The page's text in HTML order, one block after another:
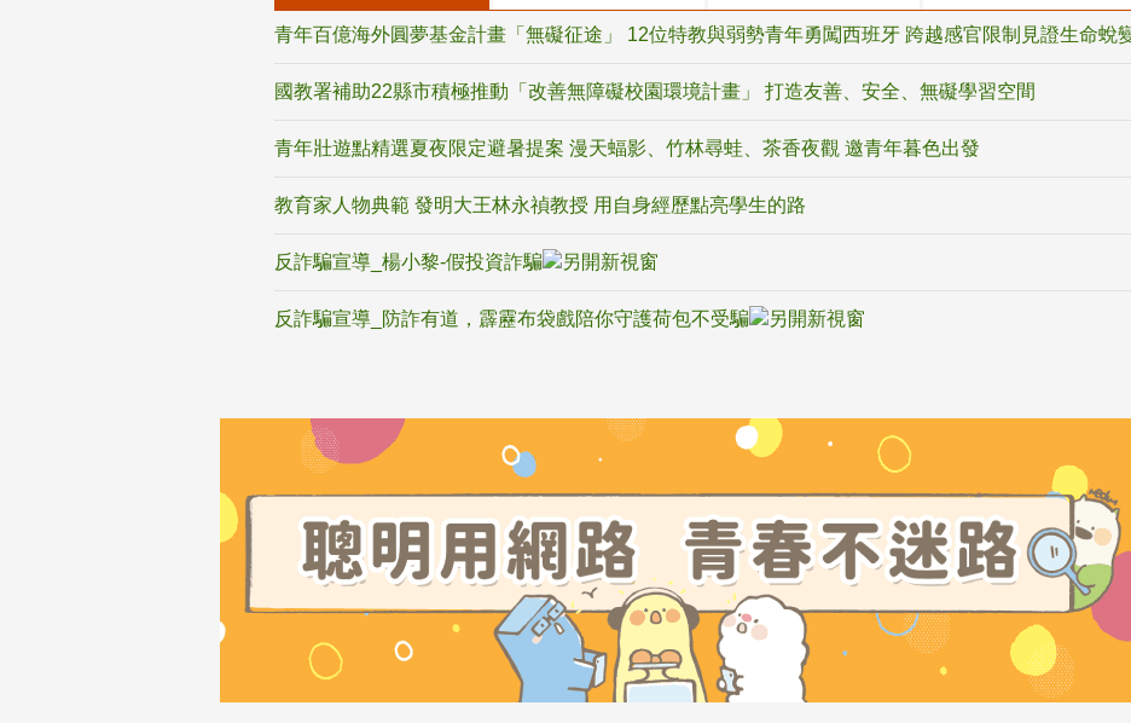
青年百億海外圓夢基金計畫「無礙征途」 12位特教與弱勢青年勇闖西班牙 跨越感官限制見證生命蛻
國教署補助22縣市積極推動「改善無障礙校園環境計畫」 打造友善、安全、無礙學習空間
青年壯遊點精選夏夜限定避暑提案 漫天蝠影、竹林尋蛙、茶香夜觀 邀青年暮色出發
教育家人物典範 發明大王林永禎教授 用自身經歷點亮學生的路
反詐騙宣導_楊小黎-假投資詐騙
反詐騙宣導_防詐有道，霹靂布袋戲陪你守護荷包不受騙